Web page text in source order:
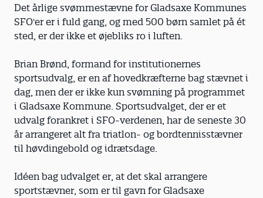
Det årlige svømmestævne for Gladsaxe Kommunes
SFO'er er i fuld gang, og med 500 børn samlet på ét
sted, er der ikke et øjebliks ro i luften.
Brian Brønd, formand for institutionernes
sportsudvalg, er en af hovedkræfterne bag stævnet i
dag, men der er ikke kun svømning på programmet
i Gladsaxe Kommune. Sportsudvalget, der er et
udvalg forankret i SFO-verdenen, har de seneste 30
år arrangeret alt fra triatlon- og bordtennisstævner
til høvdingebold og idrætsdage.
Idéen bag udvalget er, at det skal arrangere
sportstævner, som er til gavn for Gladsaxe